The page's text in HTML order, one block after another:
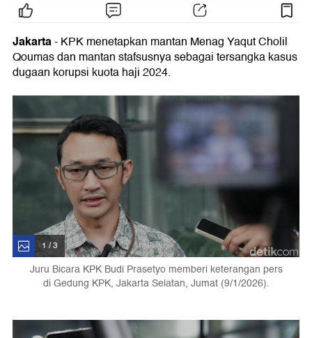
Jakarta- KPK menetapkan mantan Menag Yaqut Cholil
Qoumas dan mantan stafsusnya sebagai tersangka kasus
dugaan korupsi kuota haji 2024.
1 / 3
Juru Bicara KPK Budi Prasetyo memberi keterangan pers
di Gedung KPK, Jakarta Selatan, Jumat (9/1/2026).